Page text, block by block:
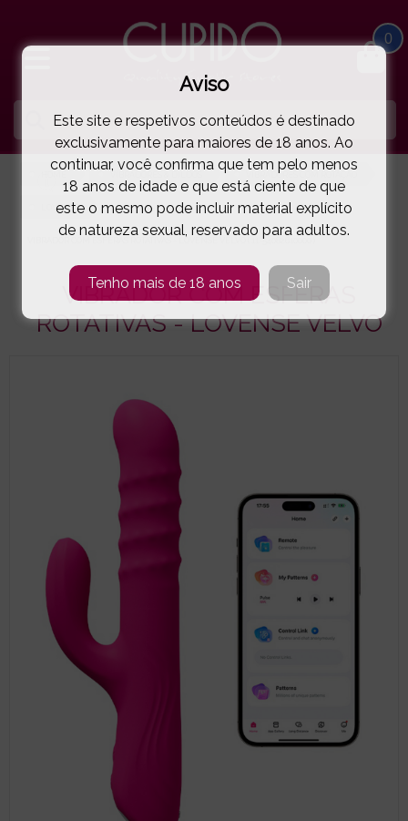
0
VIBRADORES COM ROTAÇÃO
LOVENSE
( 11-54082610000 )
VIBRADOR COM ESFERAS
ROTATIVAS - LOVENSE VELVO
Aviso
Este site e respetivos conteúdos é destinado
exclusivamente para maiores de 18 anos. Ao
continuar, você confirma que tem pelo menos
18 anos de idade e que está ciente de que
este o mesmo pode incluir material explícito
de natureza sexual, reservado para adultos.
Tenho mais de 18 anos Sair